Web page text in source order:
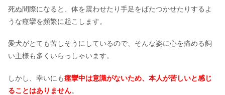
死ぬ間際になると、体を震わせたり手足をばたつかせたりするよ
うな痙攣を頻繁に起こします。
愛犬がとても苦しそうにしているので、そんな姿に心を痛める飼
い主様も多くいらっしゃいます。
しかし、幸いにも痙攣中は意識がないため、本人が苦しいと感じ
ることはありません。